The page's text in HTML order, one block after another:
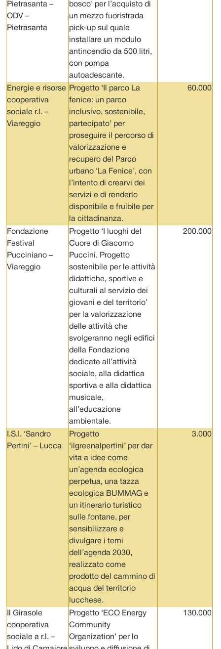
Pietrasanta –
ODV –
Pietrasanta
bosco’ per l’acquisto di
un mezzo fuoristrada
pick-up sul quale
installare un modulo
antincendio da 500 litri,
con pompa
autoadescante.
Energie e risorse
cooperativa
sociale r.l. –
Viareggio
Progetto ‘Il parco La
fenice: un parco
inclusivo, sostenibile,
partecipato’ per
proseguire il percorso di
valorizzazione e
recupero del Parco
urbano ‘La Fenice’, con
l’intento di crearvi dei
servizi e di renderlo
disponibile e fruibile per
la cittadinanza.
60.000
Fondazione
Festival
Pucciniano –
Viareggio
Progetto ‘I luoghi del
Cuore di Giacomo
Puccini. Progetto
sostenibile per le attività
didattiche, sportive e
culturali al servizio dei
giovani e del territorio’
per la valorizzazione
delle attività che
svolgeranno negli edifici
della Fondazione
dedicate all’attività
sociale, alla didattica
sportiva e alla didattica
musicale,
all’educazione
ambientale.
200.000
I.S.I. ‘Sandro
Pertini’ – Lucca
Progetto
‘ilgreenalpertini’ per dar
vita a idee come
un’agenda ecologica
perpetua, una tazza
ecologica BUMMAG e
un itinerario turistico
sulle fontane, per
sensibilizzare e
divulgare i temi
dell’agenda 2030,
realizzato come
prodotto del cammino di
acqua del territorio
lucchese.
3.000
Il Girasole
cooperativa
sociale a r.l. –
Progetto ‘ECO Energy
Community
Organization’ per lo
130.000